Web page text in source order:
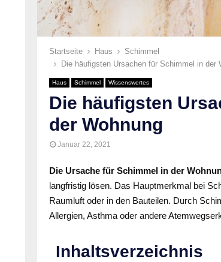
Startseite Haus
Schimmel
Die häufigsten Ursachen für Schimmel in der
Haus Schimmel Wissenswertes
Die häufigsten
der Wohnung
Januar 22, 2021
Die Ursache für Schimmel in der
langfristig lösen. Das Hauptmerkmal bei
Raumluft oder in den Bauteilen. Durch
Allergien, Asthma oder andere
Inhaltsverzeichnis